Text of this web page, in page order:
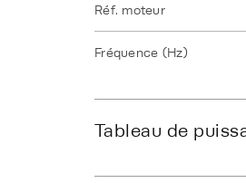
Réf. moteur
Fréquence (Hz)
Tableau de